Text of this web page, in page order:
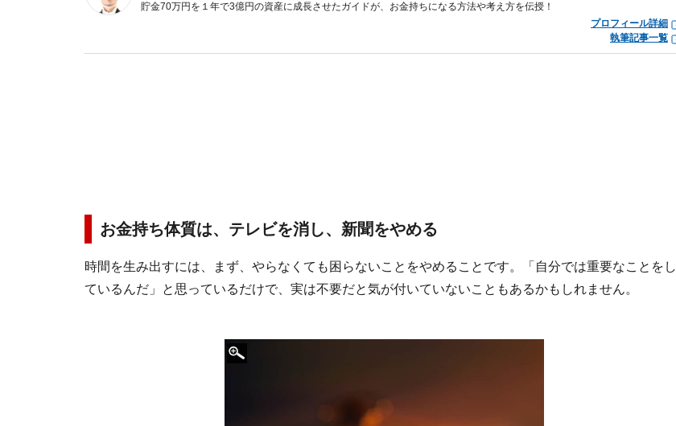
貯金70万円を１年で3億円の資産に成長させたガイドが、お金持ちになる方法や考え方を伝授！
プロフィール詳細
執筆記事一覧
お金持ち体質は、テレビを消し、新聞をやめる
時間を生み出すには、まず、やらなくても困らないことをやめることです。「自分では重要なことをし
ているんだ」と思っているだけで、実は不要だと気が付いていないこともあるかもしれません。